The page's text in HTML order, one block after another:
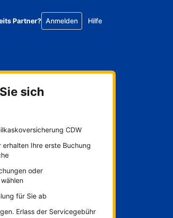
Partner? Anmelden Hilfe
sich
CDW
Ihre erste Buchung
oder
für Sie ab
Erlass der Servicegebühr